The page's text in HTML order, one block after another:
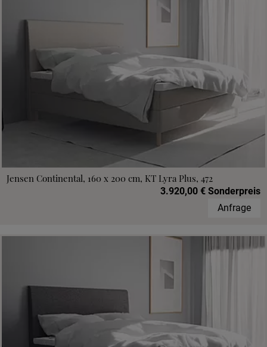
Jensen Continental, 160 x 200 cm, KT Lyra Plus, 472
3.920,00 € Sonderpreis
Anfrage